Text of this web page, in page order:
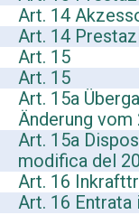
Art. 14
Art. 14
Art. 15
Art. 15
Art. 15a
Änderung vom
Art. 15a
modifica del
Art. 16
Art. 16 Entrata